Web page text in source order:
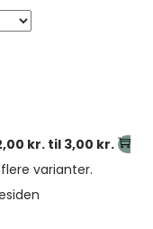
kr. til 3,00 kr.
varianter.